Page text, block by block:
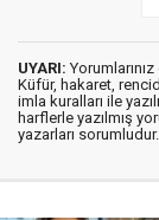
UYARI:
Küfür, hakaret,
imla kuralları ile
harflerle yazılmış
yazarları